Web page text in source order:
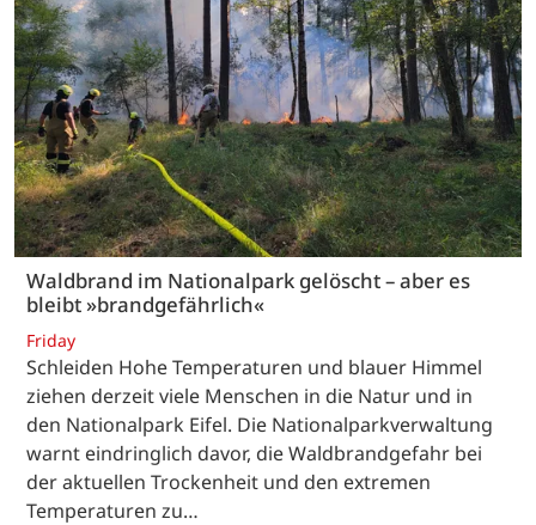
Waldbrand im Nationalpark gelöscht – aber es
bleibt »brandgefährlich«
Friday
Schleiden Hohe Temperaturen und blauer Himmel
ziehen derzeit viele Menschen in die Natur und in
den Nationalpark Eifel. Die Nationalparkverwaltung
warnt eindringlich davor, die Waldbrandgefahr bei
der aktuellen Trockenheit und den extremen
Temperaturen zu…